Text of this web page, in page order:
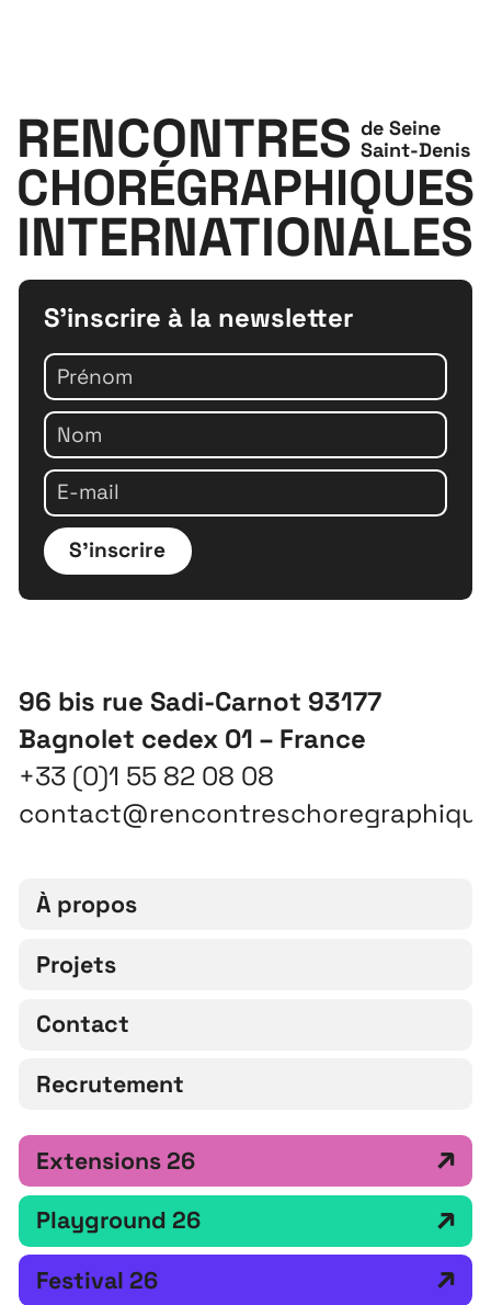
RENCONTRES
CHORÉGRAPHIQUES
INTERNATIONALES
de Seine
Saint-Denis
S'inscrire à la newsletter
S'inscrire
96 bis rue Sadi-Carnot 93177
Bagnolet cedex 01 – France
+33 (0)1 55 82 08 08
À propos
Projets
Contact
Recrutement
Extensions 26
Playground 26
Festival 26